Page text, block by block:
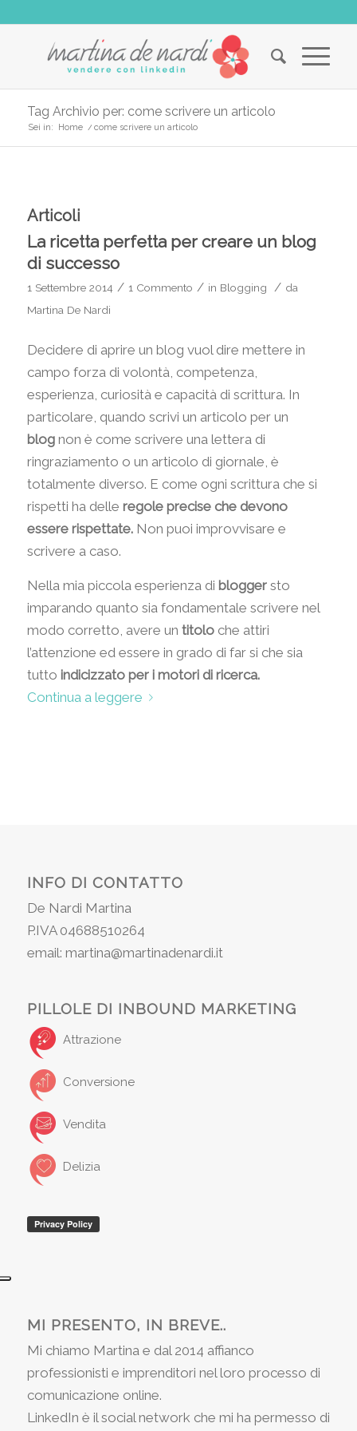
Tag Archivio per: come scrivere un articolo
Sei in: Home / come scrivere un articolo
Articoli
La ricetta perfetta per creare un blog
di successo
1 Settembre 2014 / 1 Commento / in Blogging / da
Martina De Nardi
Decidere di aprire un blog vuol dire mettere in
campo forza di volontà, competenza,
esperienza, curiosità e capacità di scrittura. In
particolare, quando scrivi un articolo per un
blognon è come scrivere una lettera di
ringraziamento o un articolo di giornale, è
totalmente diverso. E come ogni scrittura che si
rispetti ha delle regole precise che devono
essere rispettate.Non puoi improvvisare e
scrivere a caso.
Nella mia piccola esperienza di bloggersto
imparando quanto sia fondamentale scrivere nel
modo corretto, avere un titoloche attiri
l’attenzione ed essere in grado di far si che sia
tutto indicizzato per i motori di ricerca.
Continua a leggere
INFO DI CONTATTO
De Nardi Martina
P.IVA 04688510264
email: martina@martinadenardi.it
PILLOLE DI INBOUND MARKETING
Attrazione
Conversione
Vendita
Delizia
MI PRESENTO, IN BREVE..
Mi chiamo Martina e dal 2014 affianco
professionisti e imprenditori nel loro processo di
comunicazione online.
LinkedIn è il social network che mi ha permesso di